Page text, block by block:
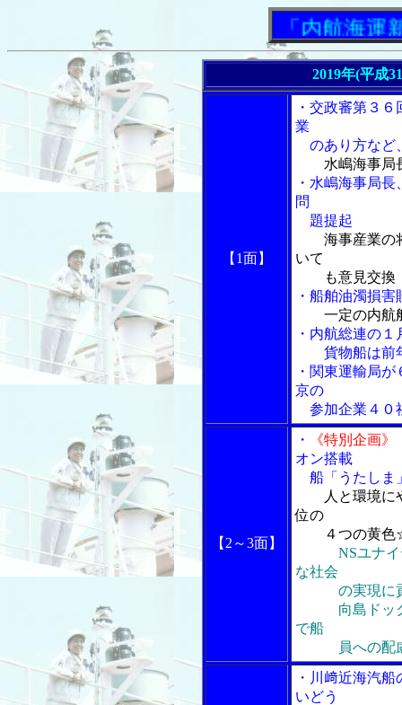
「内航海運新聞
2019年(平成
【1面】
・交政審第３
業
のあり方など
水嶋海事局
・水嶋海事局
問
題提起
海事産業の
いて
も意見交換
・船舶油濁損
一定の内航
・内航総連の
貨物船は前年
・関東運輸局
京の
参加企業４０
【2～3面】
・ 《特別企画》
オン搭載
船「うたしま
人と環境に
位の
４つの黄色
NSユナ
な社会
の実現に
向島ドック
で船
員への配
・川﨑近海汽
いどう